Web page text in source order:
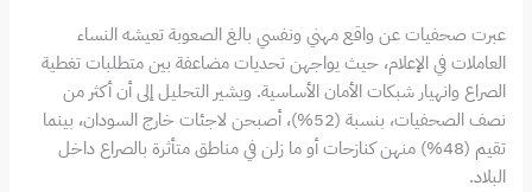
عبرت صحفيات عن واقع مهني ونفسي بالغ الصعوبة تعيشه النساء
العاملات في الإعلام، حيث يواجهن تحديات مضاعفة بين متطلبات تغطية
الصراع وانهيار شبكات الأمان الأساسية. ويشير التحليل إلى أن أكثر من
نصف الصحفيات، بنسبة (52%)، أصبحن لاجئات خارج السودان، بينما
تقيم (48%) منهن كنازحات أو ما زلن في مناطق متأثرة بالصراع داخل
البلاد.